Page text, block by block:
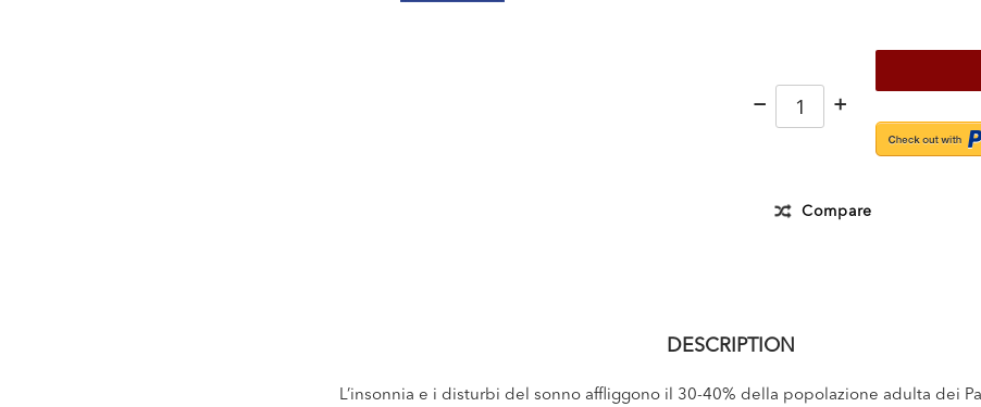
− +
Compare
DESCRIPTION
L’insonnia e i disturbi del sonno affliggono il 30-40% della popolazione adulta dei